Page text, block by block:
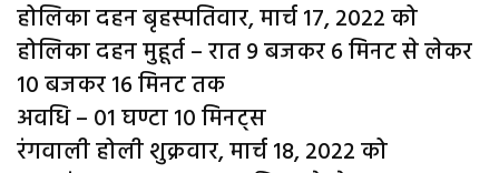
होलिका दहन बृहस्पतिवार, मार्च 17, 2022 को
होलिका दहन मुहूर्त – रात 9 बजकर 6 मिनट से लेकर
10 बजकर 16 मिनट तक
अवधि – 01 घण्टा 10 मिनट्स
रंगवाली होली शुक्रवार, मार्च 18, 2022 को